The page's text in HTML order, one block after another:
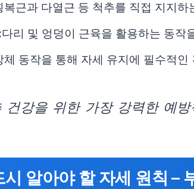
복근과 다열근 등 척추를 직접 지지
다리 및 엉덩이 근육을 활용하는 동작
체 동작을 통해 자세 유지에 필수적
강을 위한 가장 강력한 예
알아야 할 자세 원칙 –